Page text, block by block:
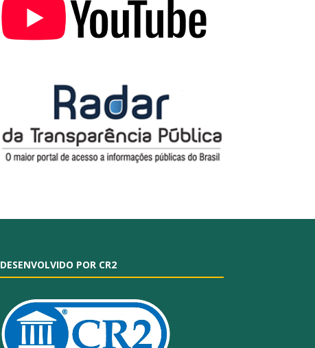
DESENVOLVIDO POR CR2